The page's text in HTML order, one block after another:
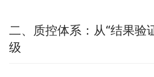
二、质控体系：从“结果验
级